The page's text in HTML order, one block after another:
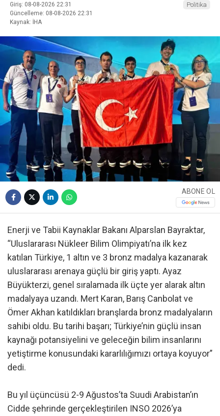
Giriş: 08-08-2026 22:31
Güncelleme: 08-08-2026 22:31
Kaynak: İHA
Politika
ABONE OL
Enerji ve Tabii Kaynaklar Bakanı Alparslan Bayraktar,
“Uluslararası Nükleer Bilim Olimpiyatı’na ilk kez
katılan Türkiye, 1 altın ve 3 bronz madalya kazanarak
uluslararası arenaya güçlü bir giriş yaptı. Ayaz
Büyükterzi, genel sıralamada ilk üçte yer alarak altın
madalyaya uzandı. Mert Karan, Barış Canbolat ve
Ömer Akhan katıldıkları branşlarda bronz madalyaların
sahibi oldu. Bu tarihi başarı; Türkiye’nin güçlü insan
kaynağı potansiyelini ve geleceğin bilim insanlarını
yetiştirme konusundaki kararlılığımızı ortaya koyuyor”
dedi.
Bu yıl üçüncüsü 2-9 Ağustos’ta Suudi Arabistan’ın
Cidde şehrinde gerçekleştirilen INSO 2026’ya